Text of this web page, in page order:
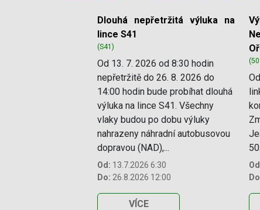
Slide 1 of 11
Dlouhá nepřetržitá výluka na
lince S41
(S41)
Od 13. 7. 2026 od 8:30 hodin
nepřetržitě do 26. 8. 2026 do
14:00 hodin bude probíhat dlouhá
výluka na lince S41. Všechny
vlaky budou po dobu výluky
nahrazeny náhradní autobusovou
dopravou (NAD),...
Od: 13.7.2026 6:30
Do: 26.8.2026 12:00
VÍCE